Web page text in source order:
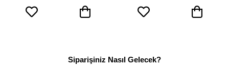
Siparişiniz Nasıl Gelecek?